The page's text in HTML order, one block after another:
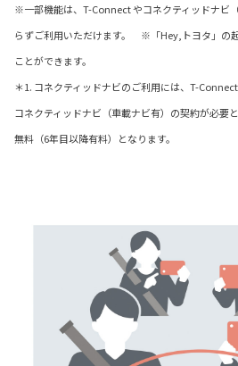
※一部機能は、T-Connect やコネクティッドナビ
らずご利用いただけます。 ※「Hey,トヨタ」の
ことができます。
＊1. コネクティッドナビのご利用には、T-
コネクティッドナビ（車載ナビ有）の契約が必要
無料（6年目以降有料）となります。